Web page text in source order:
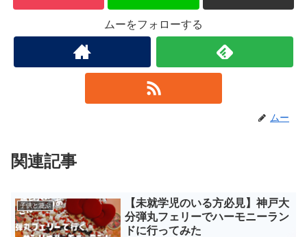
ムーをフォローする
ムー
関連記事
子供と遊ぶ
【未就学児のいる方必見】神戸大
分弾丸フェリーでハーモニーラン
ドに行ってみた